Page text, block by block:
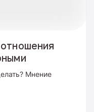
Мнение